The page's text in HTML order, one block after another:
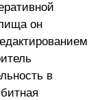
он
в